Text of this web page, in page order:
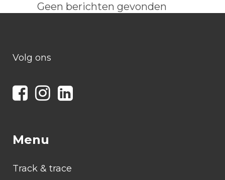
Geen berichten gevonden
Volg ons
Menu
Track & trace